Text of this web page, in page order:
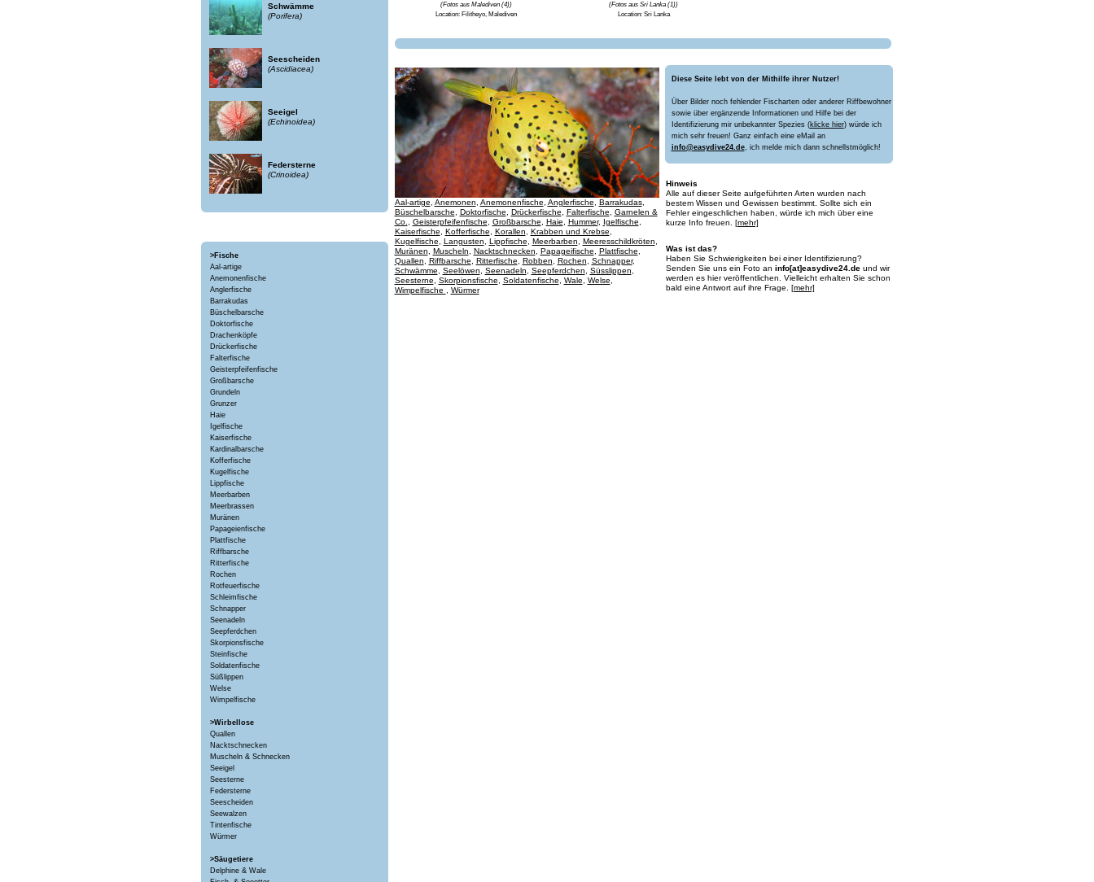
Schwämme
(Porifera)
Seescheiden
(Ascidiacea)
Seeigel
(Echinoidea)
Federsterne
(Crinoidea)
>Fische
Aal-artige
Anemonenfische
Anglerfische
Barrakudas
Büschelbarsche
Doktorfische
Drachenköpfe
Drückerfische
Falterfische
Geisterpfeifenfische
Großbarsche
Grundeln
Grunzer
Haie
Igelfische
Kaiserfische
Kardinalbarsche
Kofferfische
Kugelfische
Lippfische
Meerbarben
Meerbrassen
Muränen
Papageienfische
Plattfische
Riffbarsche
Ritterfische
Rochen
Rotfeuerfische
Schleimfische
Schnapper
Seenadeln
Seepferdchen
Skorpionsfische
Steinfische
Soldatenfische
Süßlippen
Welse
Wimpelfische
>Wirbellose
Quallen
Nacktschnecken
Muscheln & Schnecken
Seeigel
Seesterne
Federsterne
Seescheiden
Seewalzen
Tintenfische
Würmer
>Säugetiere
Delphine & Wale
(Fotos aus Malediven (4))
Location: Filitheyo, Malediven
(Fotos aus Sri Lanka (1))
Location: Sri Lanka
Aal-artige Anemonen Anemonenfische Anglerfische Barrakudas,
Büschelbarsche
Doktorfische Drückerfische Falterfische
Garnelen &
Co.
Geisterpfeifenfische Großbarsche Haie Hummer, Igelfische
Kaiserfische
Kofferfische Korallen Krabben und Krebse
Kugelfische
Langusten Lippfische Meerbarben Meeresschildkröten
Muränen
Muscheln Nacktschnecken Papageifische Plattfische
Quallen
Riffbarsche Ritterfische Robben Rochen Schnapper,
Schwämme
Seelöwen Seenadeln Seepferdchen Süsslippen
Seesterne
Skorpionsfische Soldatenfische Wale Welse
Wimpelfische
Würmer
Diese Seite lebt von der Mithilfe ihrer Nutzer!
Über Bilder noch fehlender Fischarten oder anderer Riffbewohner
sowie über ergänzende Informationen und Hilfe bei der
Identifizierung mir unbekannter Spezies (klicke hier) würde ich
mich sehr freuen! Ganz einfach eine eMail an
info@easydive24.de, ich melde mich dann schnellstmöglich!
Hinweis
Alle auf dieser Seite aufgeführten Arten wurden nach
bestem Wissen und Gewissen bestimmt. Sollte sich ein
Fehler eingeschlichen haben, würde ich mich über eine
kurze Info freuen. [mehr]
Was ist das?
Haben Sie Schwierigkeiten bei einer Identifizierung?
Senden Sie uns ein Foto an info[at]easydive24.deund wir
werden es hier veröffentlichen. Vielleicht erhalten Sie schon
bald eine Antwort auf ihre Frage. [mehr]